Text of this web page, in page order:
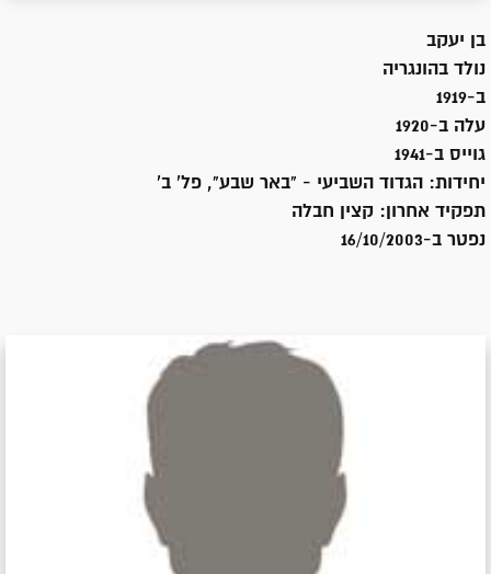
בן
יעקב
נולד ב הונגריה
ב-1919
עלה ב-1920
גוייס ב-1941
יחידות:
הגדוד השביעי - "באר שבע", פל' ב'
תפקיד אחרון: קצין חבלה
נפטר ב-16/10/2003